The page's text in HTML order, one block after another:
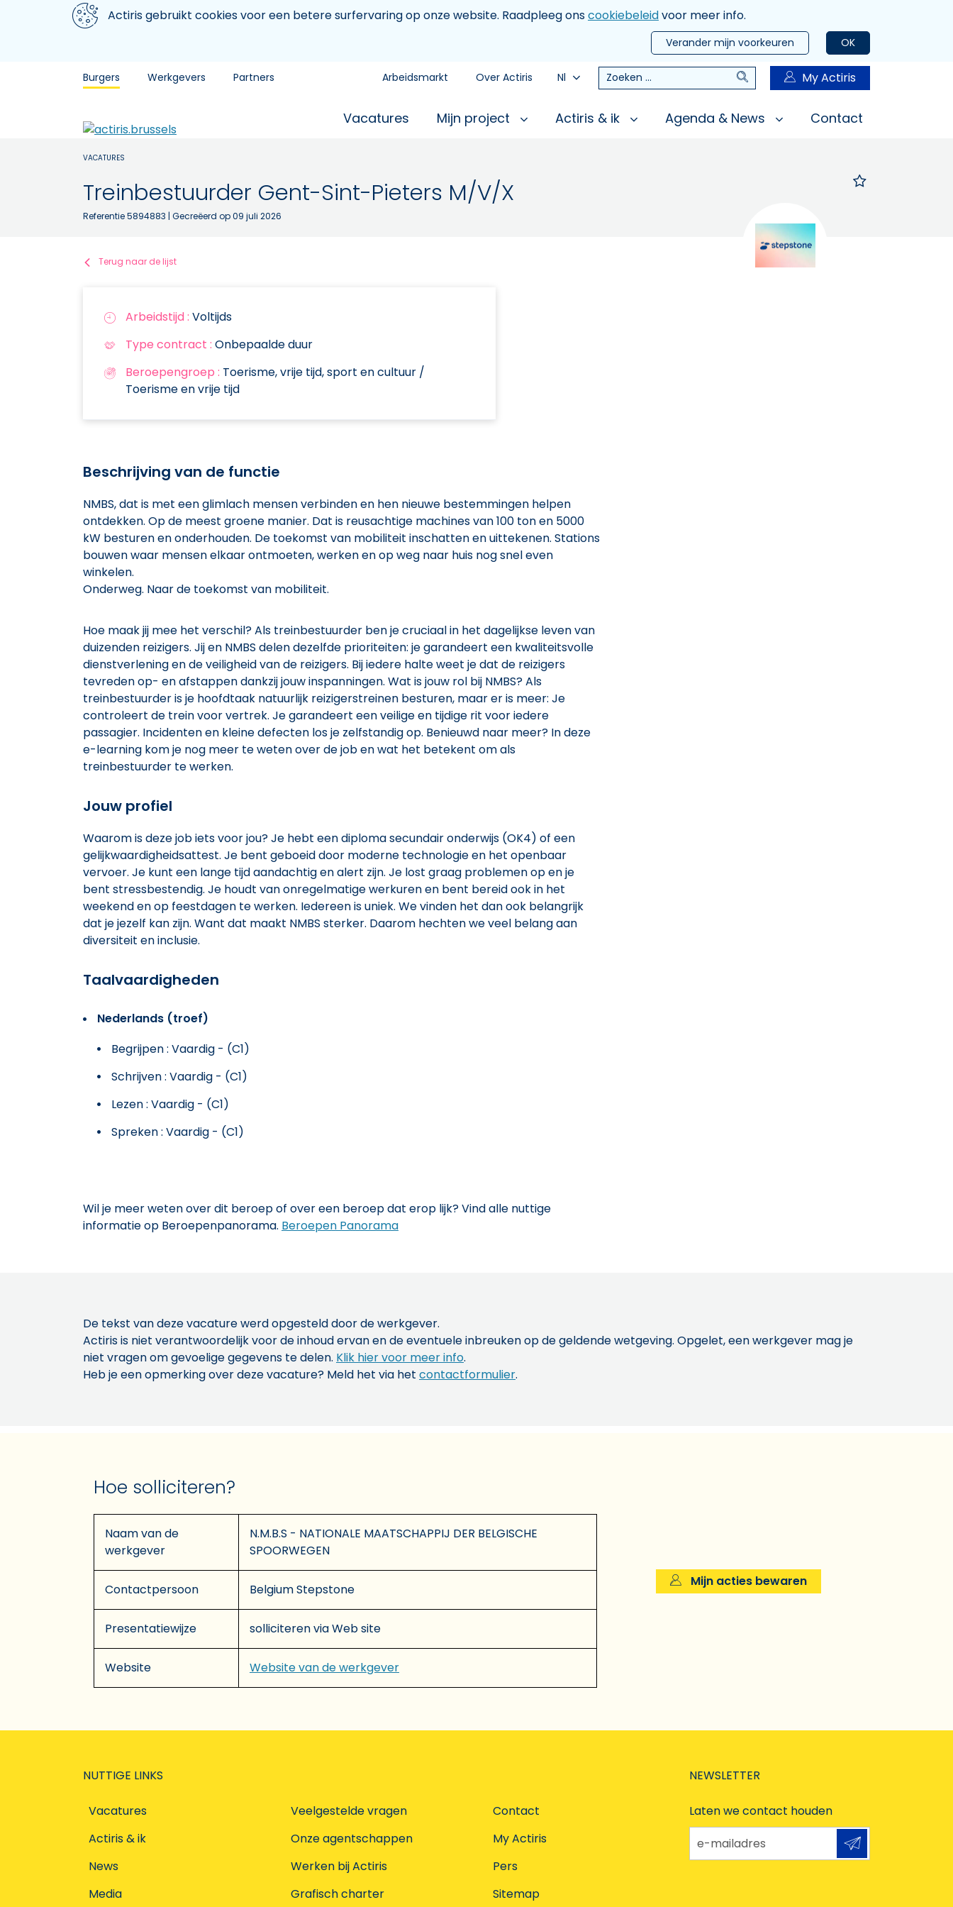
Aller au contenu principal
We gebruiken cookiesActiris gebruikt cookies voor een betere surfervaring op onze website. Raadpleeg onscookiebeleidvoor meer info.
OK
Verander mijn voorkeuren
Burgers Werkgevers Partners Arbeidsmarkt Over Actiris Nl Zoeken Zoeken My Actiris
Vacatures Mijn project Actiris & ik Agenda & News Contact
VACATURES
Treinbestuurder Gent-Sint-Pieters M/V/X
Referentie 5894883 | Gecreëerd op 09 juli 2026
Terug naar de lijst
Arbeidstijd : Voltijds
Type contract : Onbepaalde duur
Beroepengroep : Toerisme, vrije tijd, sport en cultuur /
Toerisme en vrije tijd
Beschrijving van de functie
NMBS, dat is met een glimlach mensen verbinden en hen nieuwe bestemmingen helpen
ontdekken. Op de meest groene manier. Dat is reusachtige machines van 100 ton en 5000
kW besturen en onderhouden. De toekomst van mobiliteit inschatten en uittekenen. Stations
bouwen waar mensen elkaar ontmoeten, werken en op weg naar huis nog snel even
winkelen.
Onderweg. Naar de toekomst van mobiliteit.
Hoe maak jij mee het verschil? Als treinbestuurder ben je cruciaal in het dagelijkse leven van
duizenden reizigers. Jij en NMBS delen dezelfde prioriteiten: je garandeert een kwaliteitsvolle
dienstverlening en de veiligheid van de reizigers. Bij iedere halte weet je dat de reizigers
tevreden op- en afstappen dankzij jouw inspanningen. Wat is jouw rol bij NMBS? Als
treinbestuurder is je hoofdtaak natuurlijk reizigerstreinen besturen, maar er is meer: Je
controleert de trein voor vertrek. Je garandeert een veilige en tijdige rit voor iedere
passagier. Incidenten en kleine defecten los je zelfstandig op. Benieuwd naar meer? In deze
e-learning kom je nog meer te weten over de job en wat het betekent om als
treinbestuurder te werken.
Jouw profiel
Waarom is deze job iets voor jou? Je hebt een diploma secundair onderwijs (OK4) of een
gelijkwaardigheidsattest. Je bent geboeid door moderne technologie en het openbaar
vervoer. Je kunt een lange tijd aandachtig en alert zijn. Je lost graag problemen op en je
bent stressbestendig. Je houdt van onregelmatige werkuren en bent bereid ook in het
weekend en op feestdagen te werken. Iedereen is uniek. We vinden het dan ook belangrijk
dat je jezelf kan zijn. Want dat maakt NMBS sterker. Daarom hechten we veel belang aan
diversiteit en inclusie.
Taalvaardigheden
Nederlands (troef)
Begrijpen : Vaardig - (C1)
Schrijven : Vaardig - (C1)
Lezen : Vaardig - (C1)
Spreken : Vaardig - (C1)
Wil je meer weten over dit beroep of over een beroep dat erop lijk? Vind alle nuttige
informatie op Beroepenpanorama. Beroepen Panorama
De tekst van deze vacature werd opgesteld door de werkgever.
Actiris is niet verantwoordelijk voor de inhoud ervan en de eventuele inbreuken op de geldende wetgeving. Opgelet, een werkgever mag je
niet vragen om gevoelige gegevens te delen. Klik hier voor meer info.
Heb je een opmerking over deze vacature? Meld het via het contactformulier.
Hoe solliciteren?
Naam van de
werkgever
N.M.B.S - NATIONALE MAATSCHAPPIJ DER BELGISCHE
SPOORWEGEN
Contactpersoon Belgium Stepstone
Presentatiewijze solliciteren via Web site
Website Website van de werkgever
Mijn acties bewaren
NUTTIGE LINKS
Vacatures
Actiris & ik
News
Media
Veelgestelde vragen
Onze agentschappen
Werken bij Actiris
Grafisch charter
Contact
My Actiris
Pers
Sitemap
NEWSLETTER
Laten we contact houden
e-mailadres